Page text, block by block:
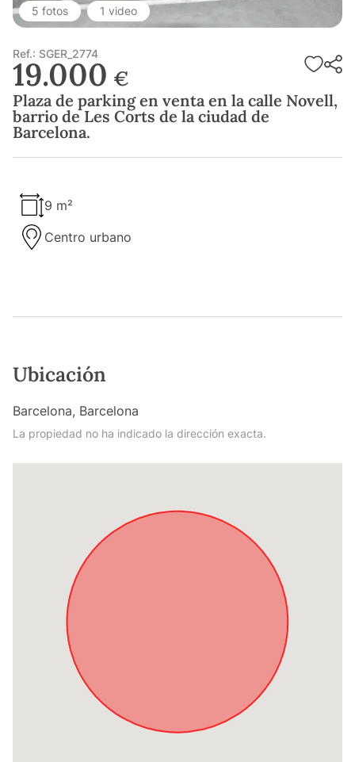
5 fotos 1 video
Ref.: SGER_2774
19.000 €
Plaza de parking en venta en la calle Novell,
barrio de Les Corts de la ciudad de
Barcelona.
9 m²
Centro urbano
Ubicación
Barcelona, Barcelona
La propiedad no ha indicado la dirección exacta.